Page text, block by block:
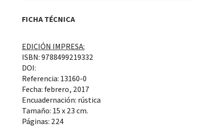
FICHA TÉCNICA
EDICIÓN IMPRESA:
ISBN: 9788499219332
DOI:
Referencia: 13160-0
Fecha: febrero, 2017
Encuadernación: rústica
Tamaño: 15 x 23 cm.
Páginas: 224